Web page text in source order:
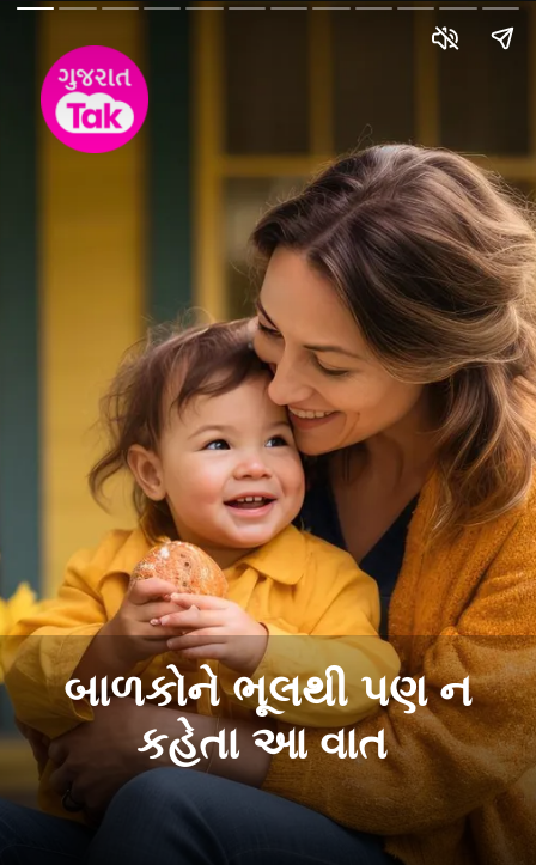
બાળકોને ભૂલથી પણ ન
કહેતા આ વાત